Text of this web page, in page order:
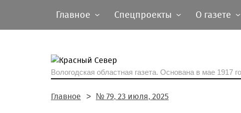
Главное Спецпроекты О газете
Вологодская областная газета. Основана в мае 1917
Главное № 79, 23 июля, 2025